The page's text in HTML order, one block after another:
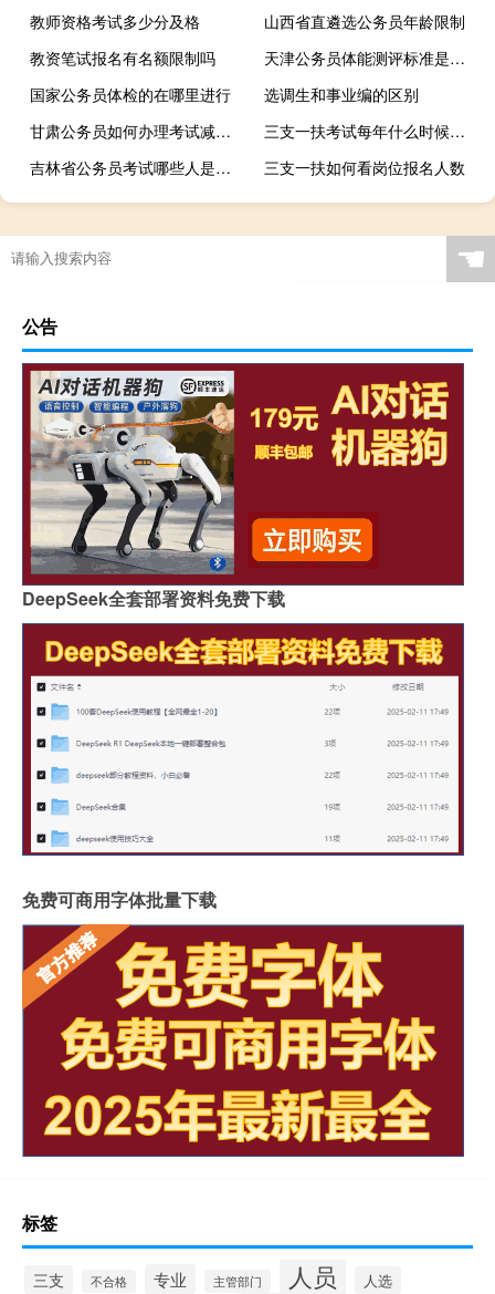
教师资格考试多少分及格
山西省直遴选公务员年龄限制
教资笔试报名有名额限制吗
天津公务员体能测评标准是什么
国家公务员体检的在哪里进行
选调生和事业编的区别
甘肃公务员如何办理考试减免费用
三支一扶考试每年什么时候考试
吉林省公务员考试哪些人是大学生退役士兵
三支一扶如何看岗位报名人数
☚
公告
DeepSeek全套部署资料免费下载
免费可商用字体批量下载
标签
三支 不合格 专业 主管部门 人员 人选